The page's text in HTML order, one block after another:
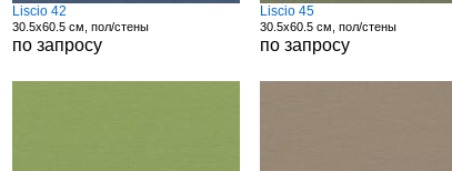
Liscio 42
30.5x60.5 см, пол/стены
по запросу
Liscio 45
30.5x60.5 см, пол/стены
по запросу